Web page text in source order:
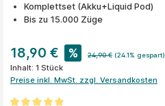
Komplettset (Akku+Liquid Pod)
Bis zu 15.000 Züge
18,90 € % 24,90 € (24.1% gespart)
Inhalt: 1 Stück
Preise inkl. MwSt. zzgl. Versandkosten